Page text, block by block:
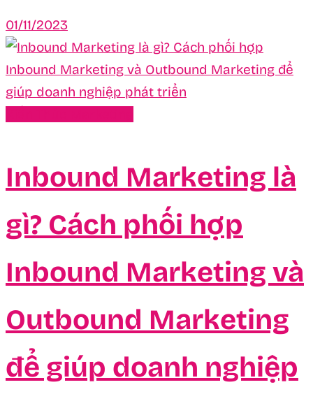
01/11/2023
Inbound Marketing là
gì? Cách phối hợp
Inbound Marketing và
Outbound Marketing
để giúp doanh nghiệp